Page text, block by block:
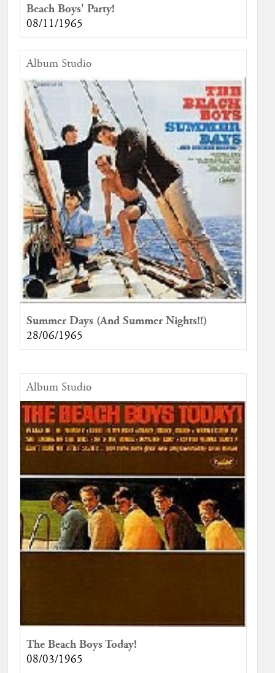
Beach Boys' Party!
08/11/1965
Album Studio
Summer Days (And Summer Nights!!)
28/06/1965
Album Studio
The Beach Boys Today!
08/03/1965